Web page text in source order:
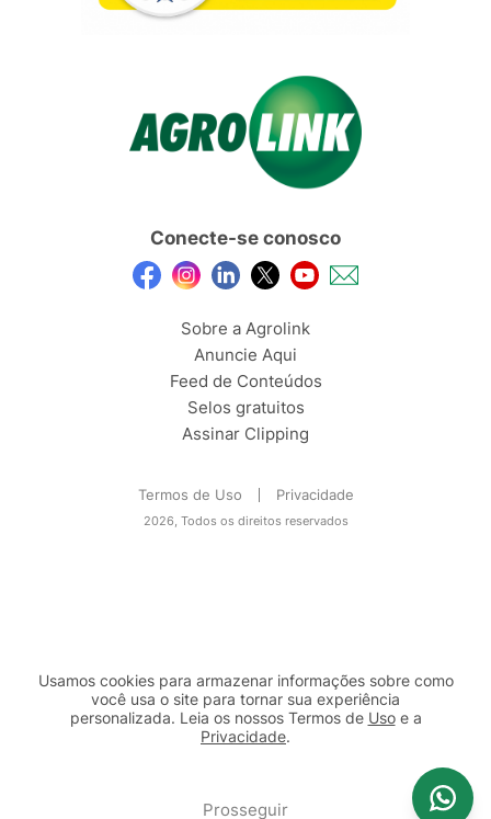
Conecte-se conosco
Sobre a Agrolink
Anuncie Aqui
Feed de Conteúdos
Selos gratuitos
Assinar Clipping
Termos de Uso Privacidade
2026, Todos os direitos reservados
Usamos cookies para armazenar informações sobre como
você usa o site para tornar sua experiência
personalizada. Leia os nossos Termos de Usoe a
Privacidade.
Prosseguir